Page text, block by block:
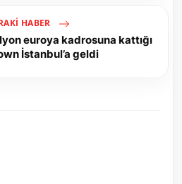
HABER
euroya kadrosuna kattığı
İstanbul’a geldi